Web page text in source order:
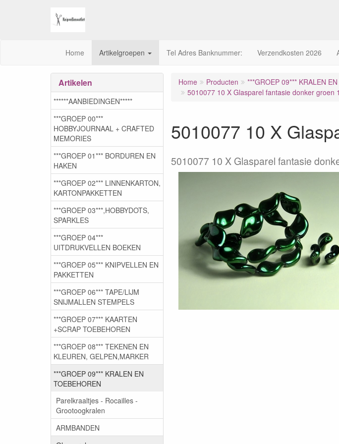
Home Artikelgroepen Tel Adres Banknummer: Verzendkosten 2026
Home Producten ***GROEP 09*** KRALEN
5010077 10 X Glasparel fantasie donker groen
5010077 10 X
5010077 10 X Glasparel fantasie
Artikelen
******AANBIEDINGEN*****
***GROEP 00***
HOBBYJOURNAAL + CRAFTED
MEMORIES
***GROEP 01*** BORDUREN EN
HAKEN
***GROEP 02*** LINNENKARTON,
KARTONPAKKETTEN
***GROEP 03***,HOBBYDOTS,
SPARKLES
***GROEP 04***
UITDRUKVELLEN BOEKEN
***GROEP 05*** KNIPVELLEN EN
PAKKETTEN
***GROEP 06*** TAPE/LIJM
SNIJMALLEN STEMPELS
***GROEP 07*** KAARTEN
+SCRAP TOEBEHOREN
***GROEP 08*** TEKENEN EN
KLEUREN, GELPEN,MARKER
***GROEP 09*** KRALEN EN
TOEBEHOREN
Parelkraaltjes - Rocailles -
Grootoogkralen
ARMBANDEN